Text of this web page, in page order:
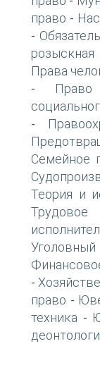
право -
-
розыскная
Права
- Право
-
Семейное
Теория и
-
право -
техника -